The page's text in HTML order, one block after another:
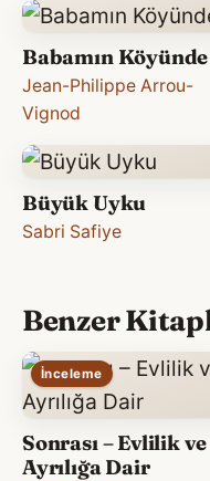
Babamın Köyünde
Jean-Philippe Arrou-
Vignod
Büyük Uyku
Sabri Safiye
Benzer
İnceleme
Sonrası – Evlilik ve
Ayrılığa Dair